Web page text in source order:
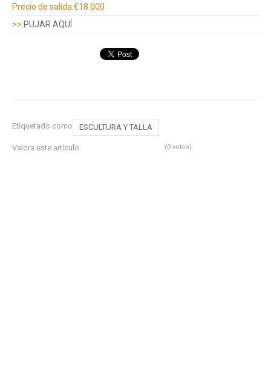
Precio de salida:€18.000
>>:PUJAR AQUÍ
Etiquetado como ESCULTURA Y TALLA
Valora este artículo (0 votos)